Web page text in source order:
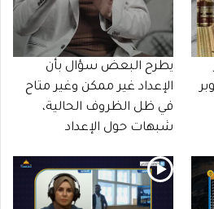
يطرح البعض سؤال بأن
الإعداد غير ممكن وغير متاح
في ظل الظروف الحالية،
شبهات حول الإعداد